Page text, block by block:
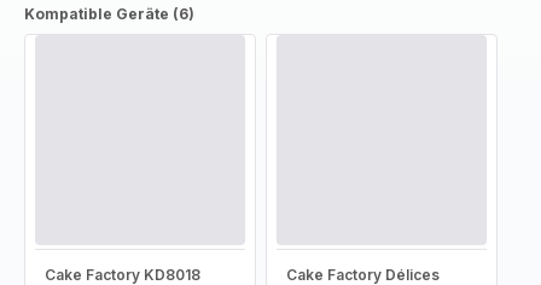
Kompatible Geräte (6)
Cake Factory KD8018
Cake Factory Délices